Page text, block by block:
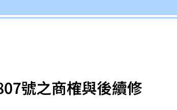
號之商榷與後續修